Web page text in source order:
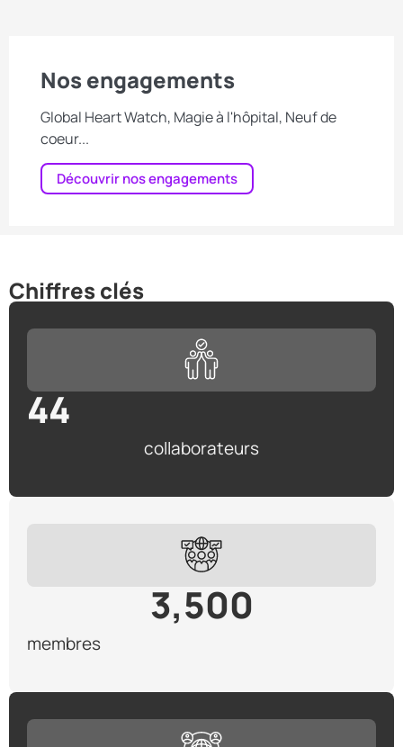
Nos engagements
Global Heart Watch, Magie à l'hôpital, Neuf de
coeur...
Découvrir nos engagements
Chiffres clés
collaborateurs
44
membres
3,500